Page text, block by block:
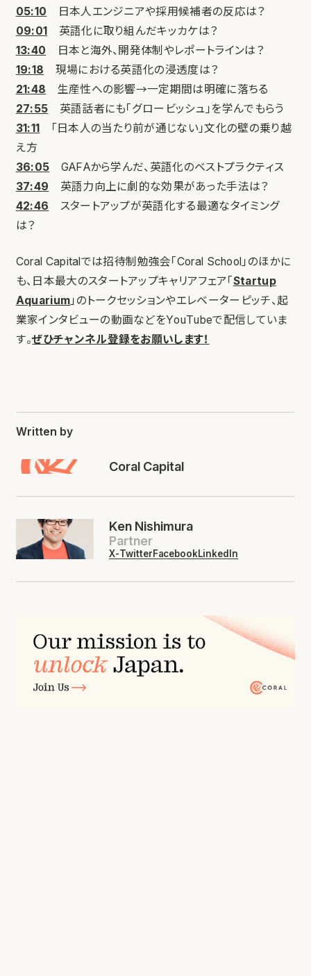
05:10 日本人エンジニアや採用候補者の反応は？
09:01 英語化に取り組んだキッカケは？
13:40 日本と海外、開発体制やレポートラインは？
19:18 現場における英語化の浸透度は？
21:48 生産性への影響→一定期間は明確に落ちる
27:55 英語話者にも「グロービッシュ」を学んでもらう
31:11 「日本人の当たり前が通じない」文化の壁の乗り越
え方
36:05 GAFAから学んだ、英語化のベストプラクティス
37:49 英語力向上に劇的な効果があった手法は？
42:46 スタートアップが英語化する最適なタイミング
は？
Coral Capitalでは招待制勉強会「Coral School」のほかに
も、日本最大のスタートアップキャリアフェア「Startup
Aquarium 」のトークセッションやエレベーターピッチ、起
業家インタビューの動画などをYouTubeで配信していま
す。ぜひチャンネル登録をお願いします！
Written by
Coral Capital
Ken Nishimura
Partner
X-TwitterFacebookLinkedIn